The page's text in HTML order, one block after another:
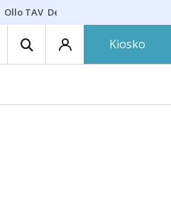
Ollo TAV Derrama vecinos
Kiosko